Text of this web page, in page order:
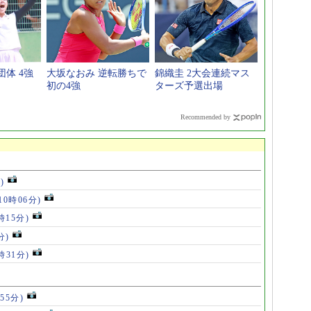
体 4強
大坂なおみ 逆転勝ちで
初の4強
錦織圭 2大会連続マス
ターズ予選出場
Recommended by
時06分)
15分)
)
31分)
分)